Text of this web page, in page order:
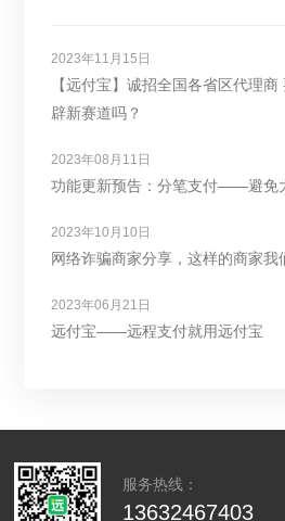
2023年11月15日
【远付宝】诚招全国各省区代理
辟新赛道吗？
2023年08月11日
功能更新预告：分笔支付——避免
2023年10月10日
网络诈骗商家分享，这样的商家我
2023年06月21日
远付宝——远程支付就用远付宝
服务热线：
13632467403